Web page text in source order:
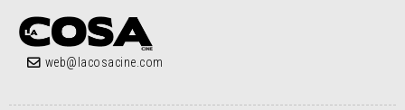
web@lacosacine.com